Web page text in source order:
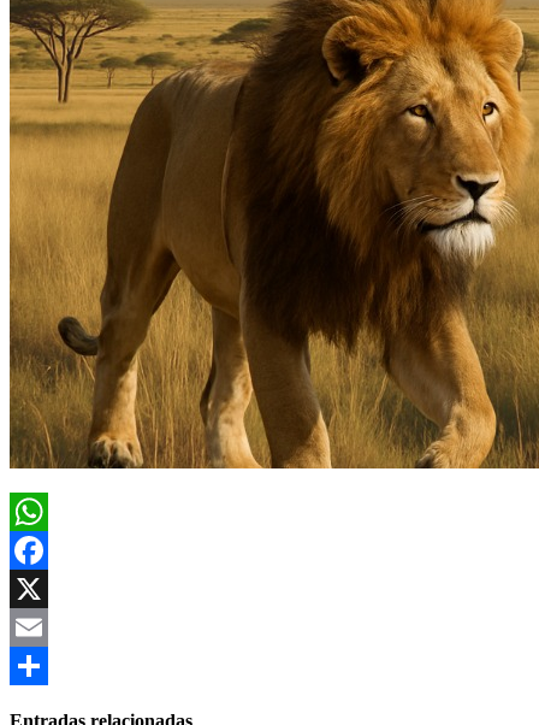
WhatsApp
Facebook
X
Email
Entradas relacionadas